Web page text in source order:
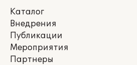
Каталог
Внедрения
Публикации
Мероприятия
Партнеры